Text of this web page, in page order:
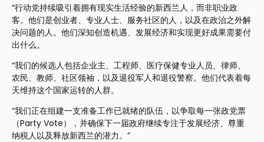
“行动党持续吸引着拥有现实生活经验的新西兰人，而非职业政
客。他们是创业者、专业人士、服务社区的人，以及在政治之外解
决问题的人。他们深知创造机遇、发展经济和实现更好成果需要付
出什么。
“我们的候选人包括企业主、工程师、医疗保健专业人员、律师、
农民、教师、社区领袖，以及退役军人和退役警察。他们代表着每
天维持这个国家运转的人群。
“我们正在组建一支准备工作已就绪的队伍，以争取每一张政党票
（Party Vote），并确保下一届政府继续专注于发展经济、尊重
纳税人以及释放新西兰的潜力。”